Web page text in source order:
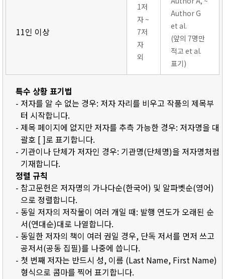
11인 이상
1저
자 ~
7저
자
외
Author G
et al.
(앞의 7명만
적고 et al.
표기)
특수 상황 표기법
- 저자를 알 수 없는 경우: 저자 자리를 비우고 작품의 제목부
터 시작합니다.
- 제목 페이지에 없지만 저자를 추측 가능한 경우: 저자명을 대
괄호 [ ]로 표기합니다.
- 기관이나 단체가 저자인 경우: 기관명(단체명)을 저자명처럼
기재합니다.
정렬 규칙
- 참고문헌은 저자명의 가나다순(한국어) 및 알파벳순(영어)
으로 정렬합니다.
- 동일 저자의 저작물이 여러 개일 때: 발행 연도가 오래된 순
서(연대순)대로 나열합니다.
- 동일한 저자의 책이 여러 권일 경우, 단독 저서를 먼저 쓰고
공저서(공동 집필)를 나중에 씁니다.
- 첫 번째 저자는 반드시 성, 이름 (Last Name, First Name)
형식으로 콤마를 찍어 표기합니다.